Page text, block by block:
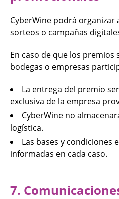
CyberWine podrá
sorteos o campañas
En caso de que los
bodegas o empresas
La entrega del premio
exclusiva de la empresa
CyberWine no
logística.
Las bases y condiciones
informadas en cada caso.
7.